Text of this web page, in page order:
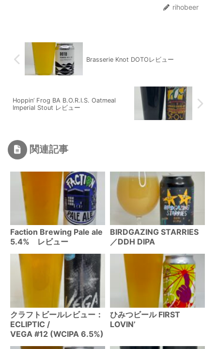
rihobeer
Brasserie Knot DOTOレビュー
Hoppin’ Frog BA B.O.R.I.S. Oatmeal
Imperial Stout レビュー
関連記事
Faction Brewing Pale ale
5.4% レビュー
BIRDGAZING STARRIES
／DDH DIPA
クラフトビールレビュー：
ECLIPTIC /
VEGA #12 (WCIPA 6.5%)
ひみつビール FIRST
LOVIN’